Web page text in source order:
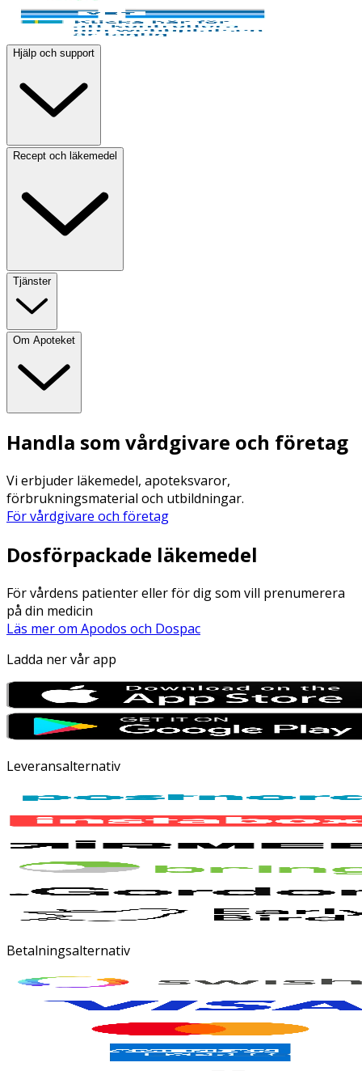
Hjälp och support
Recept och läkemedel
Tjänster
Om Apoteket
Handla som vårdgivare och företag
Vi erbjuder läkemedel, apoteksvaror,
förbrukningsmaterial och utbildningar.
För vårdgivare och företag
Dosförpackade läkemedel
För vårdens patienter eller för dig som vill prenumerera
på din medicin
Läs mer om Apodos och Dospac
Ladda ner vår app
Leveransalternativ
Betalningsalternativ